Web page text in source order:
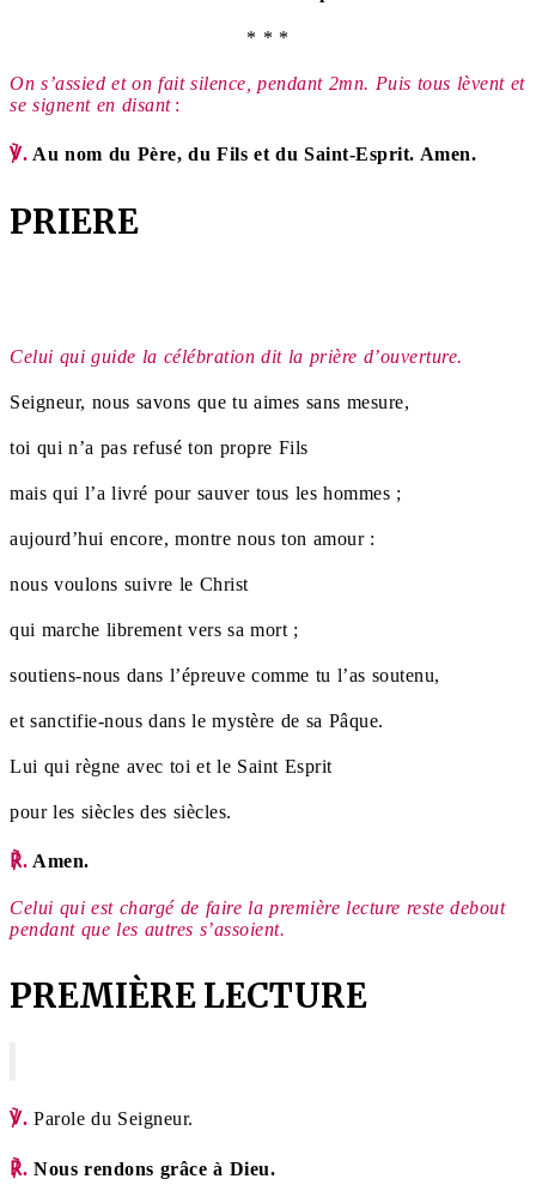
* * *
On s’assied et on fait silence, pendant 2mn. Puis tous lèvent et
se signent en disant:
℣. Au nom du Père, du Fils et du Saint-Esprit. Amen.
PRIERE
Celui qui guide la célébration dit la prière d’ouverture.
Seigneur, nous savons que tu aimes sans mesure,
toi qui n’a pas refusé ton propre Fils
mais qui l’a livré pour sauver tous les hommes ;
aujourd’hui encore, montre nous ton amour :
nous voulons suivre le Christ
qui marche librement vers sa mort ;
soutiens-nous dans l’épreuve comme tu l’as soutenu,
et sanctifie-nous dans le mystère de sa Pâque.
Lui qui règne avec toi et le Saint Esprit
pour les siècles des siècles.
℟. Amen.
Celui qui est chargé de faire la première lecture reste debout
pendant que les autres s’assoient.
PREMIÈRE LECTURE
℣. Parole du Seigneur.
℟. Nous rendons grâce à Dieu.